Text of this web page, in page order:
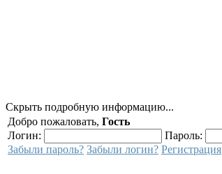
Скрыть подробную информацию...
Добро пожаловать, Гость
Логин:
Пароль:
Забыли пароль? Забыли логин? Регистрация